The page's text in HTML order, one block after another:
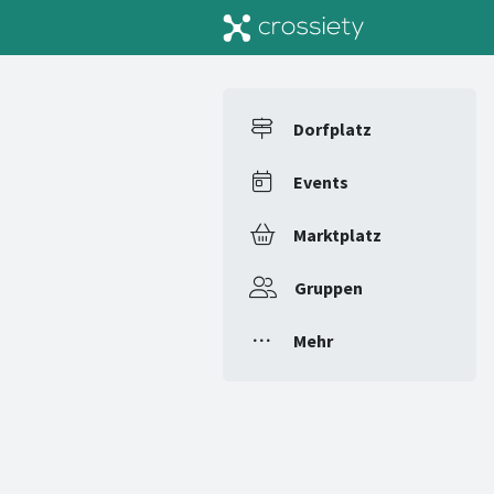
Dorfplatz
Events
Marktplatz
Gruppen
Mehr